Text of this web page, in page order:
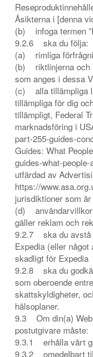
Åsikterna i [denna
(b) infoga termen
9.2.6 ska du följa:
(a) rimliga
(b) riktlinjerna och
som anges i dessa
(c) alla tillämpliga
tillämpliga för dig
tillämpligt, Federal
marknadsföring i
part-255-guides-
Guides: What
guides-what-
utfärdad av
https://
jurisdiktioner som
(d)
gäller reklam och
9.2.7 ska du avstå
Expedia (eller
skadligt för Expedia
9.2.8 ska du
som oberoende
skattskyldigheter,
hälsoplaner.
9.3 Om din(a)
postutgivare måste:
9.3.1 erhålla vårt
9.3.2 omedelbart